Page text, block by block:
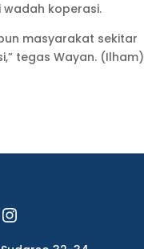
koperasi.
masyarakat sekitar
tegas Wayan. (Ilham)